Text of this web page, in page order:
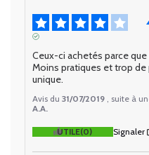
Ceux-ci achetés parce
Moins pratiques et trop de
unique.
Avis du 31/07/2019 , suite à
A.A.
UTILE(0) Signaler